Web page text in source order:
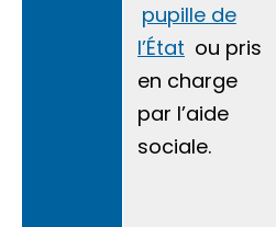
pupille de
l’État ou pris
en charge
par l’aide
sociale.